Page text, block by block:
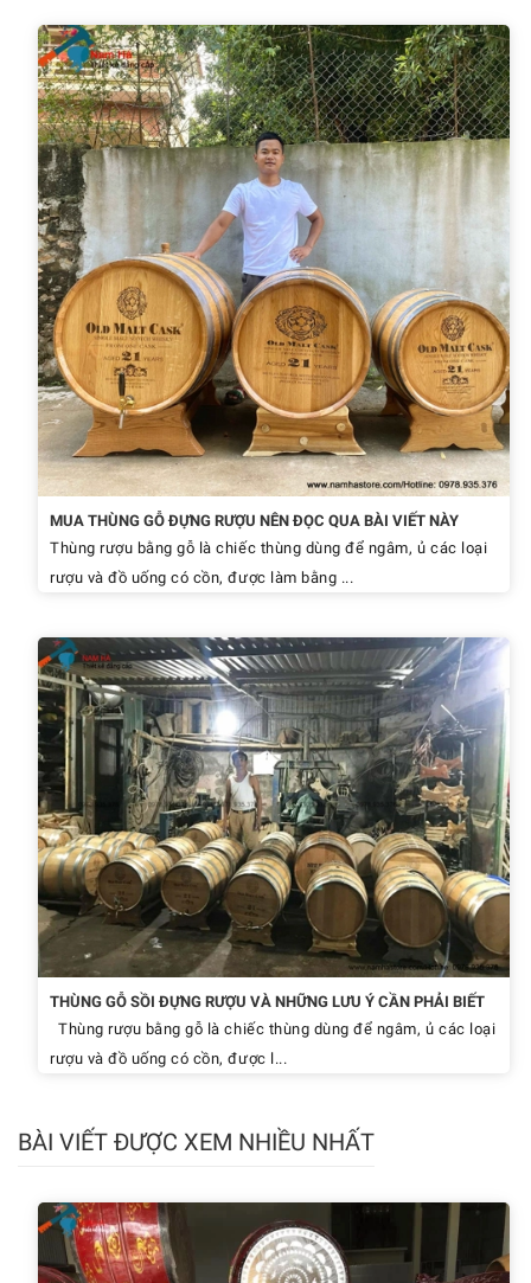
MUA THÙNG GỖ ĐỰNG RƯỢU NÊN ĐỌC QUA BÀI VIẾT NÀY
Thùng rượu bằng gỗ là chiếc thùng dùng để ngâm, ủ các loại
rượu và đồ uống có cồn, được làm bằng ...
THÙNG GỖ SỒI ĐỰNG RƯỢU VÀ NHỮNG LƯU Ý CẦN PHẢI BIẾT
Thùng rượu bằng gỗ là chiếc thùng dùng để ngâm, ủ các loại
rượu và đồ uống có cồn, được l...
BÀI VIẾT ĐƯỢC XEM NHIỀU NHẤT